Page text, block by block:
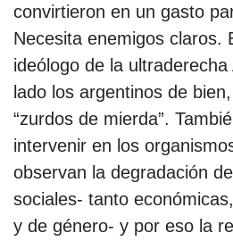
convirtieron en un gasto
Necesita enemigos claros.
ideólogo de la
lado los argentinos de
“zurdos de mierda”.
intervenir en los
observan la degradación
sociales- tanto
y de género- y por eso la